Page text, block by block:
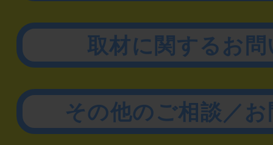
取材に関するお
その他のご相談／